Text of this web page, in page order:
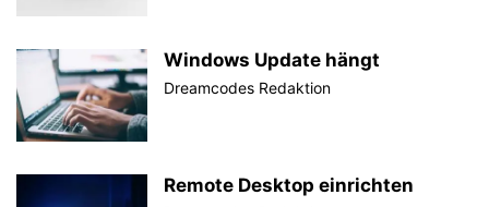
Windows Update hängt
Dreamcodes Redaktion
Remote Desktop einrichten